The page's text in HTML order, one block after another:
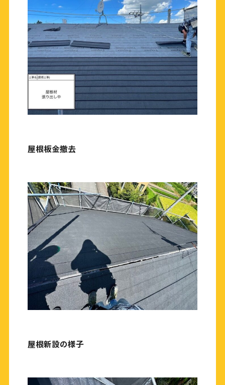
屋根板金撤去
屋根新設の様子